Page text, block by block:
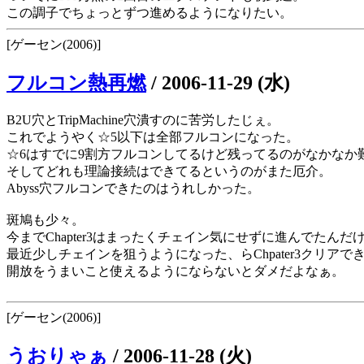
この調子でちょっとずつ進めるようになりたい。
[ゲーセン(2006)]
フルコン熱再燃/ 2006-11-29 (水)
B2U穴とTripMachine穴潰すのに苦労したじぇ。
これでようやく☆5以下は全部フルコンになった。
☆6はすでに9割方フルコンしてるけど残ってるのがなかなか
そしてどれも理論接続はできてるというのがまた厄介。
Abyss穴フルコンできたのはうれしかった。
斑鳩も少々。
今までChapter3はまったくチェイン気にせずに進んでたんだけ
最近少しチェインを狙うようになった、らChpater3クリアで
開放をうまいこと使えるようにならないとダメだよなぁ。
[ゲーセン(2006)]
うおりゃぁ / 2006-11-28 (火)